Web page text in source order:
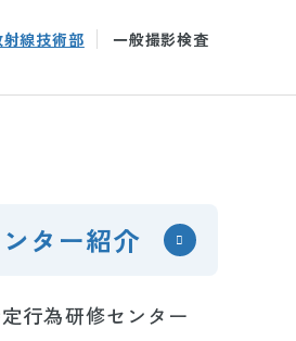
射線技術部 一般撮影検査
ター紹介
行為研修センター